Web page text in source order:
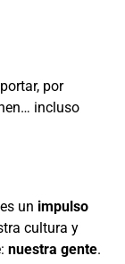
por
incluso
un impulso
cultura y
nuestra gente.